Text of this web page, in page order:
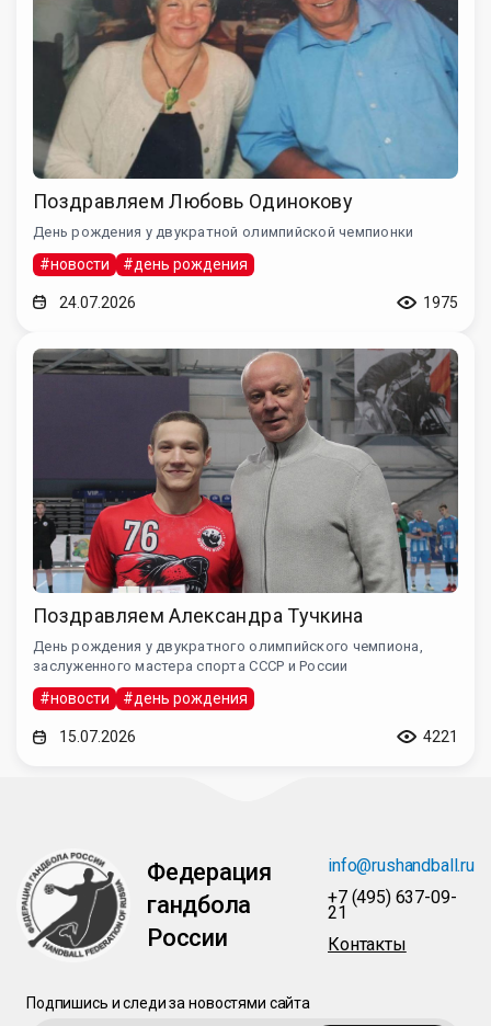
Поздравляем Любовь Одинокову
День рождения у двукратной олимпийской чемпионки
#новости #день рождения
24.07.2026 1975
Поздравляем Александра Тучкина
День рождения у двукратного олимпийского чемпиона,
заслуженного мастера спорта СССР и России
#новости #день рождения
15.07.2026 4221
Федерация
гандбола
России
info@rushandball.ru
+7 (495) 637-09-
21
Контакты
Подпишись и следи за новостями сайта